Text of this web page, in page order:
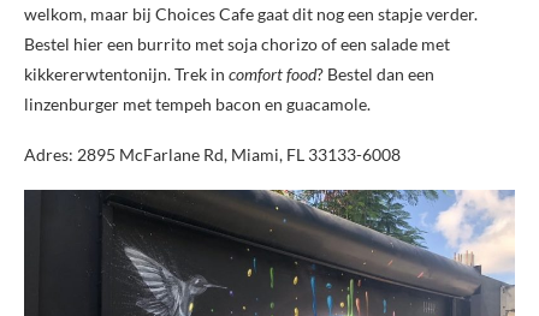
welkom, maar bij Choices Cafe gaat dit nog een stapje verder.
Bestel hier een burrito met soja chorizo of een salade met
kikkererwtentonijn. Trek in comfort food? Bestel dan een
linzenburger met tempeh bacon en guacamole.
Adres: 2895 McFarlane Rd, Miami, FL 33133-6008